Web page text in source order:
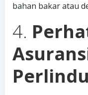
bahan bakar atau
4.